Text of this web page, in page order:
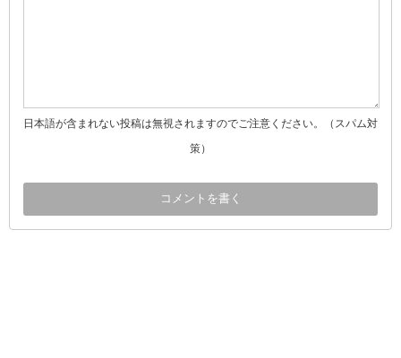
日本語が含まれない投稿は無視されますのでご注意ください。（スパム対
策）